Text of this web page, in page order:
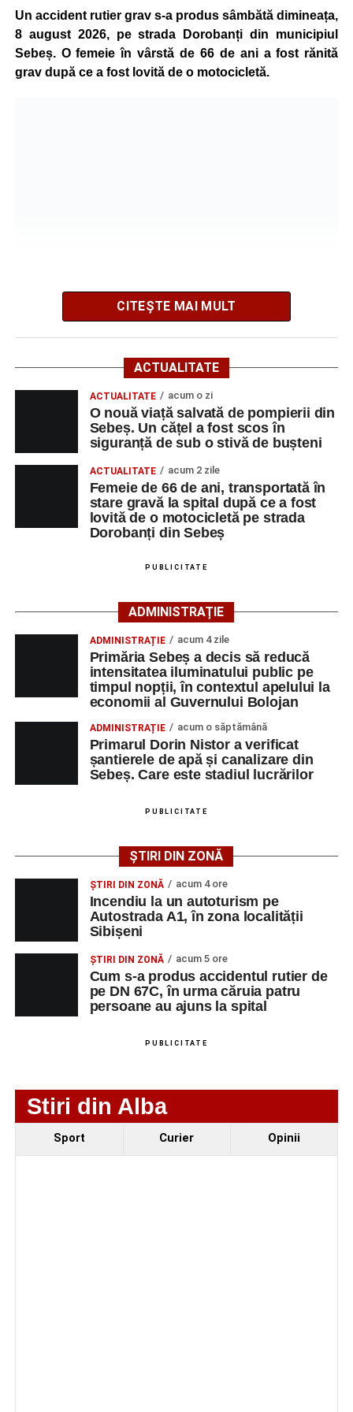
Urmărește-ne pe Google News
Ultimele știri din Sebeș
Un accident rutier grav s-a produs sâmbătă dimineața,
8 august 2026, pe strada Dorobanți din municipiul
Sebeș. O femeie în vârstă de 66 de ani a fost rănită
grav după ce a fost lovită de o motocicletă.
Potrivit informațiilor transmise de polițiști, în jurul orei
09:39, Poliția Municipiului Sebeș a fost sesizată, prin
SNUAU 112, cu privire la producerea unui eveniment
rutier soldat cu victime.
La fața locului s-au deplasat polițiștii rutieri, care au
stabilit că un bărbat de 53 de ani, din Sebeș, conducea o
motocicletă pe direcția Daia Română – Sebeș. Acesta ar
fi surprins și accidentat o femeie de 66 de ani, din Sebeș,
care traversa strada printr-un loc nepermis.
În urma impactului, femeia a suferit leziuni corporale
Motociclistul a fost testat cu aparatul etilotest, rezultatul
fiind negativ.
Polițiștii continuă cercetările pentru stabilirea tuturor
împrejurărilor în care s-a produs accidentul, în cadrul unui
dosar penal întocmit pentru săvârșirea infracțiunii de
vătămare corporală din culpă.
Ultimele știri din Sebeș
Incendiu la un autoturism pe Autostrada A1, în zona
localității Sibișeni
Școala de Fotbal Valea Frumoasei își întărește
lotul pentru noul sezon. Trei achiziții și performanțe
importante la nivel juvenil
urma căruia patru persoane au ajuns la spital
CITEȘTE MAI MULT
ACTUALITATE
ACTUALITATE acum o zi
O nouă viață salvată de pompierii din
Sebeș. Un cățel a fost scos în
siguranță de sub o stivă de bușteni
ACTUALITATE acum 2 zile
Femeie de 66 de ani, transportată în
stare gravă la spital după ce a fost
lovită de o motocicletă pe strada
Dorobanți din Sebeș
PUBLICITATE
ADMINISTRAȚIE
ADMINISTRAȚIE acum 4 zile
Primăria Sebeș a decis să reducă
intensitatea iluminatului public pe
timpul nopții, în contextul apelului la
economii al Guvernului Bolojan
ADMINISTRAȚIE acum o săptămână
Primarul Dorin Nistor a verificat
șantierele de apă și canalizare din
Sebeș. Care este stadiul lucrărilor
PUBLICITATE
ȘTIRI DIN ZONĂ
ȘTIRI DIN ZONĂ acum 4 ore
Incendiu la un autoturism pe
Autostrada A1, în zona localității
Sibișeni
ȘTIRI DIN ZONĂ acum 5 ore
Cum s-a produs accidentul rutier de
pe DN 67C, în urma căruia patru
persoane au ajuns la spital
PUBLICITATE
Stiri din Alba
Sport Curier Opinii